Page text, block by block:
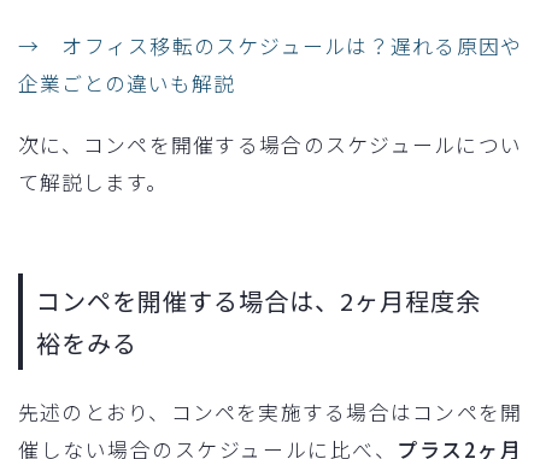
→ オフィス移転のスケジュールは？遅れる原因や
企業ごとの違いも解説
次に、コンペを開催する場合のスケジュールについ
て解説します。
コンペを開催する場合は、2ヶ月程度余
裕をみる
先述のとおり、コンペを実施する場合はコンペを開
催しない場合のスケジュールに比べ、 プラス2ヶ月